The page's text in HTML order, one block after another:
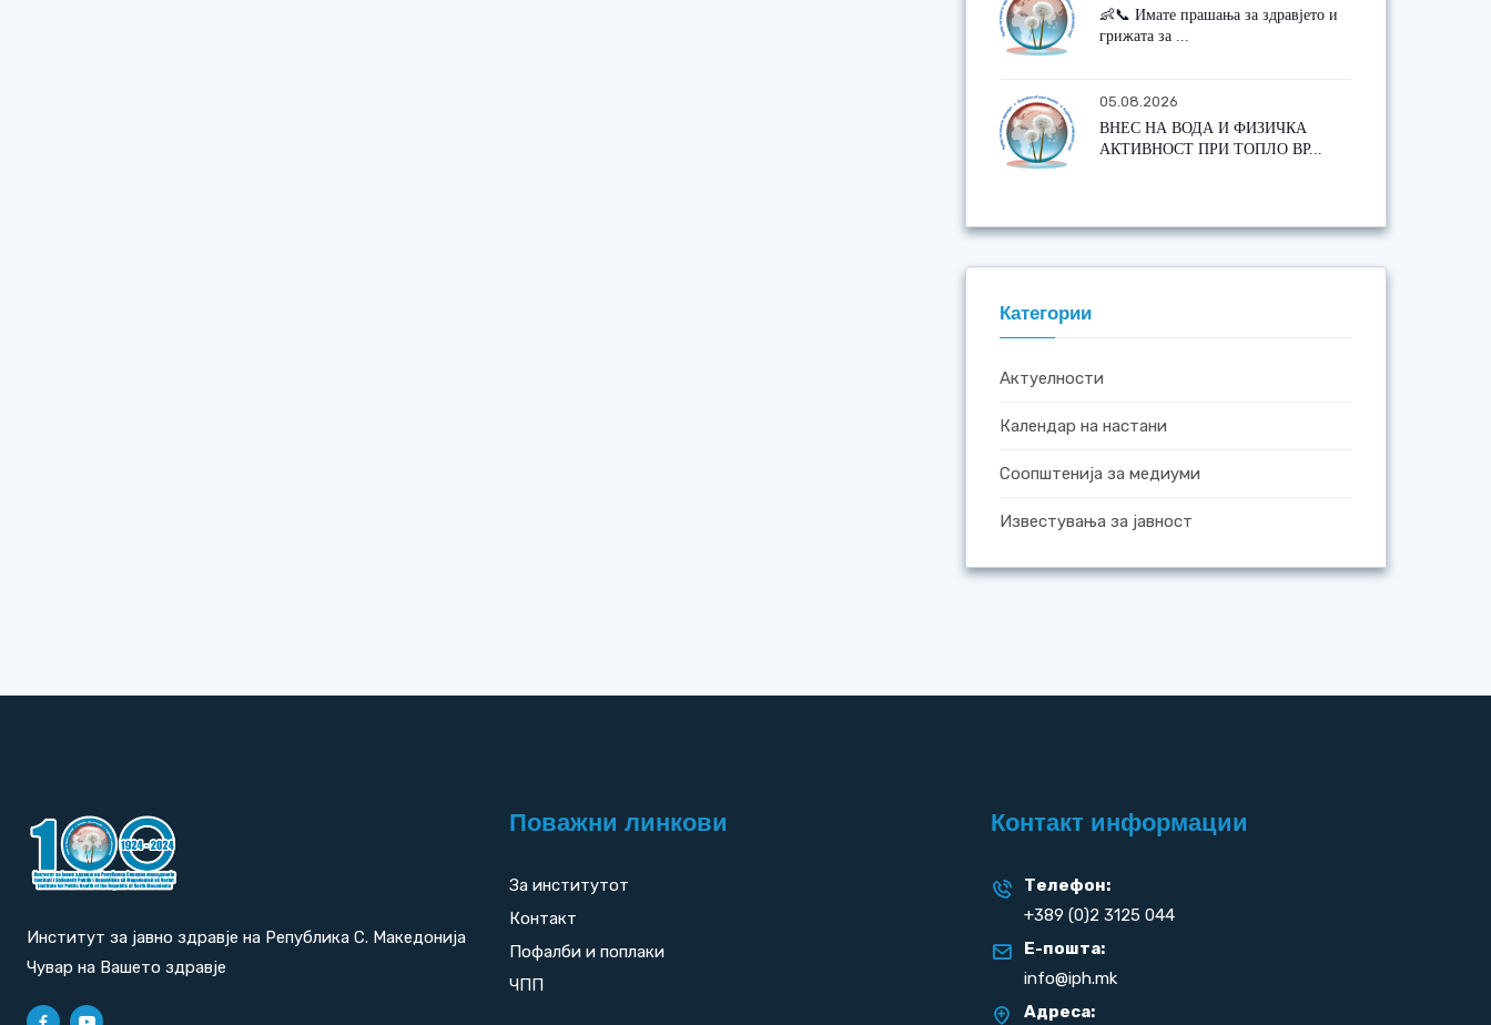
👶📞 Имате прашања за здравјето и
грижата за ...
05.08.2026
ВНЕС НА ВОДА И ФИЗИЧКА
АКТИВНОСТ ПРИ ТОПЛО ВР...
Категории
Актуелности
Календар на настани
Соопштенија за медиуми
Известувања за јавност
Институт за јавно здравје на Република С. Македонија
Чувар на Вашето здравје
Поважни линкови
За институтот
Контакт
Пофалби и поплаки
ЧПП
Контакт информации
Телефон:
+389 (0)2 3125 044
Е-пошта:
info@iph.mk
Адреса: